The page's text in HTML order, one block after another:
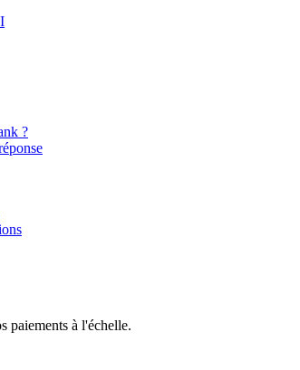
?
paiements à l'échelle.